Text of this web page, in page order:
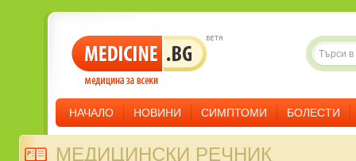
НАЧАЛО НОВИНИ СИМПТОМИ БОЛЕСТИ
МЕДИЦИНСКИ РЕЧНИК